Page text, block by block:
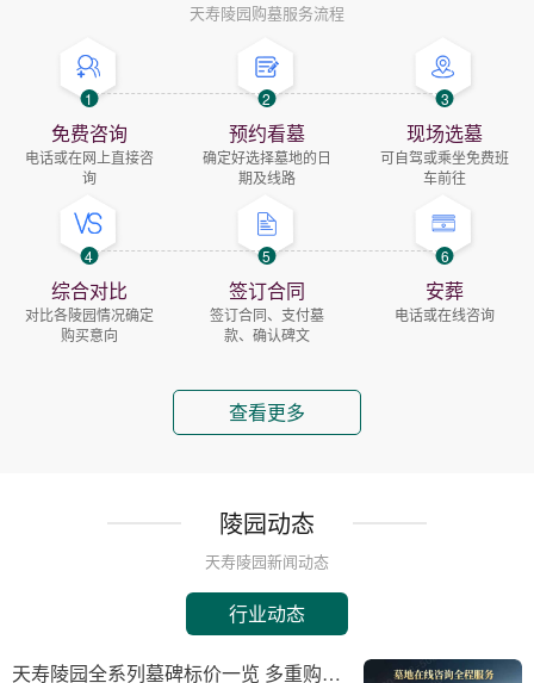
天寿陵园购墓服务流程
1
免费咨询
电话或在网上直接咨
询
2
预约看墓
确定好选择墓地的日
期及线路
3
现场选墓
可自驾或乘坐免费班
车前往
4
综合对比
对比各陵园情况确定
购买意向
5
签订合同
签订合同、支付墓
款、确认碑文
6
安葬
电话或在线咨询
查看更多
陵园动态
天寿陵园新闻动态
行业动态
天寿陵园全系列墓碑标价一览 多重购墓